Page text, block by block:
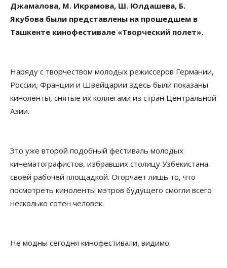
Джамалова, М. Икрамова, Ш. Юлдашева, Б.
Якубова были представлены на прошедшем в
Ташкенте кинофестивале «Творческий полет».
Наряду с творчеством молодых режиссеров Германии,
России, Франции и Швейцарии здесь были показаны
киноленты, снятые их коллегами из стран Центральной
Азии.
Это уже второй подобный фестиваль молодых
кинематографистов, избравших столицу Узбекистана
своей рабочей площадкой. Огорчает лишь то, что
посмотреть киноленты мэтров будущего смогли всего
несколько сотен человек.
Не модны сегодня кинофестивали, видимо.